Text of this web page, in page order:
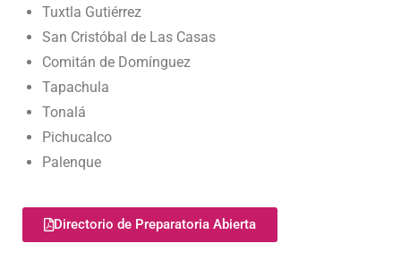
Tuxtla Gutiérrez
San Cristóbal de Las Casas
Comitán de Domínguez
Tapachula
Tonalá
Pichucalco
Palenque
Directorio de Preparatoria Abierta